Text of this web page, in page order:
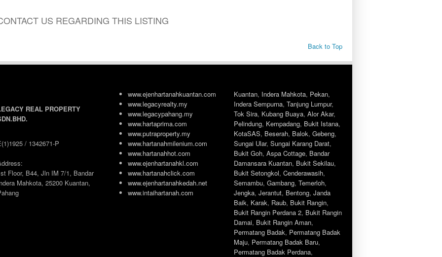
US REGARDING THIS LISTING
Back to Top
REAL PROPERTY
/ 1342671-P
Floor, B44, Jln IM 7/1, Bandar
Mahkota, 25200 Kuantan,
www.ejenhartanahkuantan.com
www.legacyrealty.my
www.legacypahang.my
www.hartaprima.com
www.putraproperty.my
www.hartanahmilenium.com
www.hartanahhot.com
www.ejenhartanahkl.com
www.hartanahclick.com
www.ejenhartanahkedah.net
www.intaihartanah.com
Kuantan, Indera Mahkota, Pekan,
Indera Sempurna, Tanjung Lumpur,
Tok Sira, Kubang Buaya, Alor Akar,
Pelindung, Kempadang, Bukit Istana,
KotaSAS, Beserah, Balok, Gebeng,
Sungai Ular, Sungai Karang Darat,
Bukit Goh, Aspa Cottage, Bandar
Damansara Kuantan, Bukit Sekilau,
Bukit Setongkol, Cenderawasih,
Semambu, Gambang, Temerloh,
Jengka, Jerantut, Bentong, Janda
Baik, Karak, Raub, Bukit Rangin,
Bukit Rangin Perdana 2, Bukit Rangin
Damai, Bukit Rangin Aman,
Permatang Badak, Permatang Badak
Maju, Permatang Badak Baru,
Permatang Badak Perdana,